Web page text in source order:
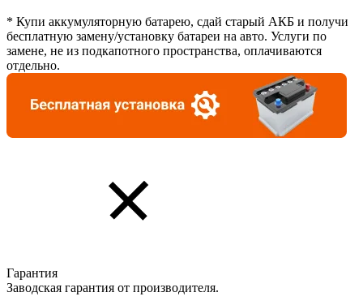
* Купи аккумуляторную батарею, сдай старый АКБ и получи
бесплатную замену/установку батареи на авто. Услуги по
замене, не из подкапотного пространства, оплачиваются
отдельно.
Гарантия
Заводская гарантия от производителя.